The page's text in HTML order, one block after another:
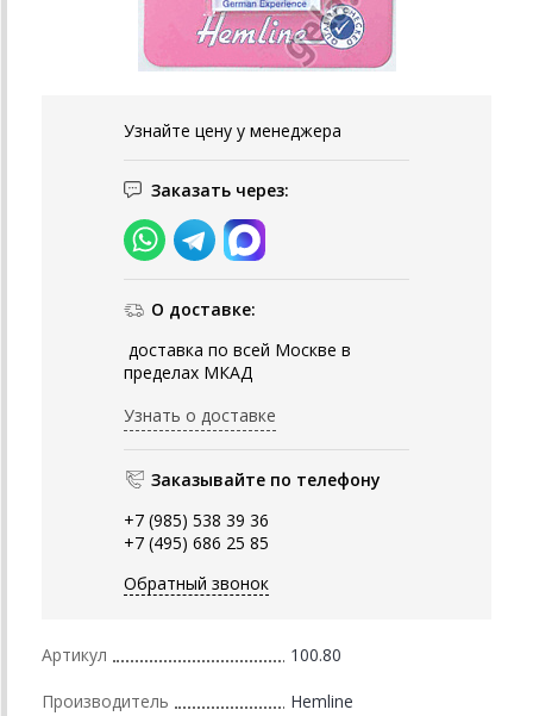
Узнайте цену у менеджера
Заказать через:
О доставке:
доставка по всей Москве в
пределах МКАД
Узнать о доставке
Заказывайте по телефону
+7 (985) 538 39 36
+7 (495) 686 25 85
Обратный звонок
Артикул 100.80
Производитель Hemline